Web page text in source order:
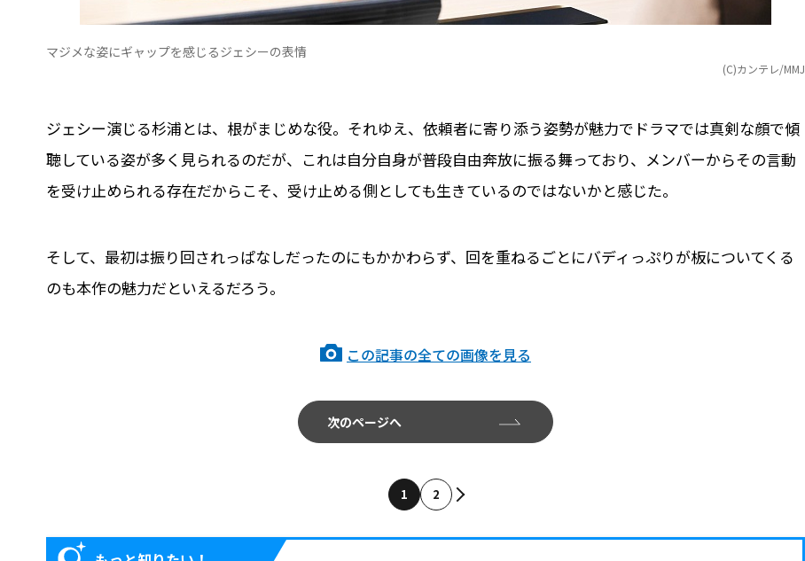
マジメな姿にギャップを感じるジェシーの表情
(C)カンテレ/MMJ
ジェシー演じる杉浦とは、根がまじめな役。それゆえ、依頼者に寄り添う姿勢が魅力でドラマでは真剣な顔で傾
聴している姿が多く見られるのだが、これは自分自身が普段自由奔放に振る舞っており、メンバーからその言動
を受け止められる存在だからこそ、受け止める側としても生きているのではないかと感じた。
そして、最初は振り回されっぱなしだったのにもかかわらず、回を重ねるごとにバディっぷりが板についてくる
のも本作の魅力だといえるだろう。
この記事の全ての画像を見る
次のページへ
1 2